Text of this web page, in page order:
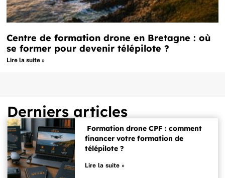
Centre de formation drone en Bretagne : où
se former pour devenir télépilote ?
Lire la suite »
Derniers articles
Formation drone CPF : comment
financer votre formation de
télépilote ?
Lire la suite »